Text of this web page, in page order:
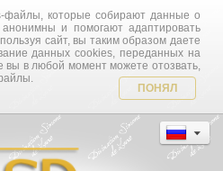
файлы, которые собирают данные о
и помогают адаптировать
сайт, вы таким образом даете
данных cookies, переданных на
вы в любой момент можете отозвать,
ПОНЯЛ